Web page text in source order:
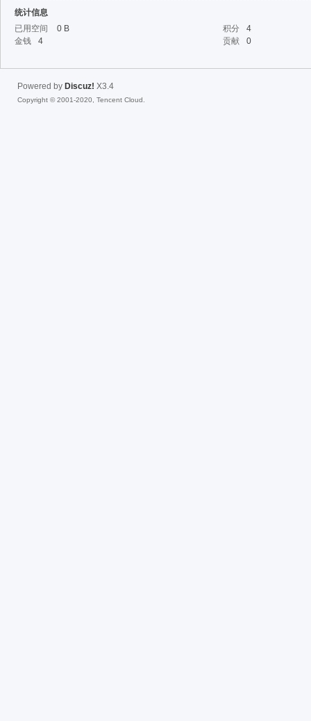
统计信息
已用空间
0 B 积分
4
金钱
4 贡献 0
Powered by Discuz! X3.4
Copyright © 2001-2020, Tencent Cloud.